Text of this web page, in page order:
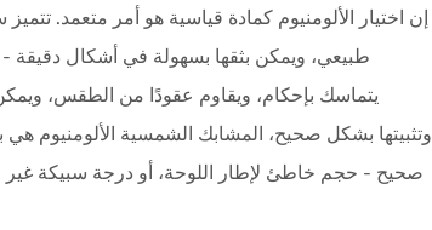
إن اختيار الألومنيوم كمادة قياسية هو أمر متعمد.
طبيعي، ويمكن بثقها بسهولة في أشكال دقيقة
يتماسك بإحكام، ويقاوم عقودًا من الطقس، ويمكن
وتثبيتها بشكل صحيح، المشابك الشمسية الألومنيوم هي
صحيح - حجم خاطئ لإطار اللوحة، أو درجة سبيكة غير